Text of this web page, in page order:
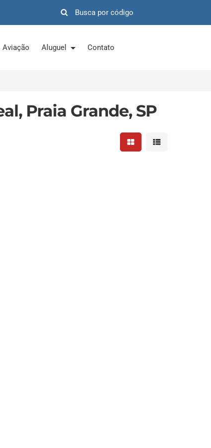
Aviação Aluguel Contato
Praia Grande, SP
Mostrar resultados em
Mostrar